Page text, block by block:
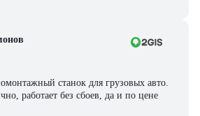
станок для грузовых авто.
работает без сбоев, да и по цене